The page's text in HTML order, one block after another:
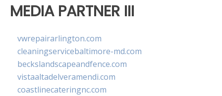
MEDIA PARTNER III
vwrepairarlington.com
cleaningservicebaltimore-md.com
beckslandscapeandfence.com
vistaaltadelveramendi.com
coastlinecateringnc.com